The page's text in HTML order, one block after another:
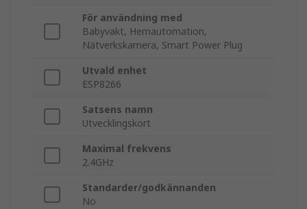
För användning med
Babyvakt, Hemautomation,
Nätverkskamera, Smart Power Plug
Utvald enhet
ESP8266
Satsens namn
Utvecklingskort
Maximal frekvens
2.4GHz
Standarder/godkännanden
No